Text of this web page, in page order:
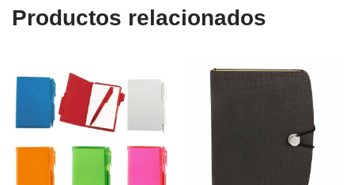
Productos relacionados